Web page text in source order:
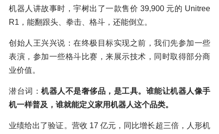
机器人讲故事时，宇树出了一款售价 39,900 元的 Unitree
R1，能翻跟头、拳击、格斗，还能倒立。
创始人王兴兴说：在终极目标实现之前，我们先参加一些
表演，参加一些格斗比赛，来展示技术，同时取得部分商
业价值。
潜台词： 机器人不是奢侈品，是工具。谁能让机器人像手
机一样普及，谁就能定义家用机器人这个品类。
业绩给出了验证。营收 17 亿元，同比增长超三倍，人形机